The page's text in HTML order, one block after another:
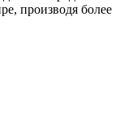
производя более